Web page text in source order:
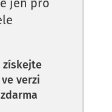
jen pro
získejte
verzi